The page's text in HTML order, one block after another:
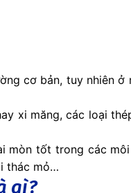
cơ bản, tuy nhiên
xi măng, các loại
tốt trong các
thác mỏ…
gì?